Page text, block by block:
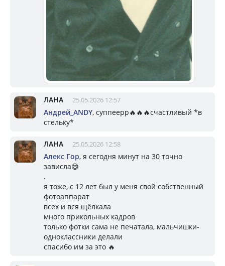
ЛАНА 25.05.2026 12:57
Андрей_ANDY, суппеерр🔥🔥🔥счастливый *в
стельку*
ЛАНА 25.05.2026 12:58
Алекс Гор, я сегодня минут на 30 точно
зависла😅
.
я тоже, с 12 лет был у меня свой собственный
фотоаппарат
всех и вся щёлкала
много прикольных кадров
только фотки сама не печатала, мальчишки-
одноклассники делали
спасибо им за это 🔥